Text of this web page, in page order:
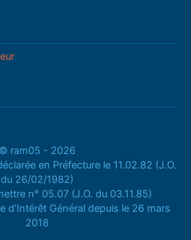
© ram05 - 2026
en Préfecture le 11.02.82 (J.O.
du 26/02/1982)
n° 05.07 (J.O. du 03.11.85)
d’Intérêt Général depuis le 26 mars
2018